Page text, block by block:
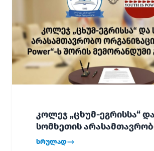
კოლეჯ „ცხუმ-ეგრისსა“ და
სომხეთის
ორგანიზაცია „Youth is
სრულად